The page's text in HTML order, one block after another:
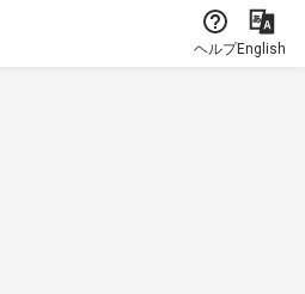
ヘルプEnglish